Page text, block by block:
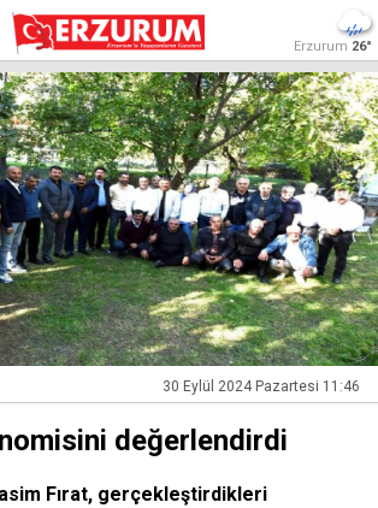
Erzurum 26°
30 Eylül 2024 Pazartesi 11:46
değerlendirdi
Fırat, gerçekleştirdikleri